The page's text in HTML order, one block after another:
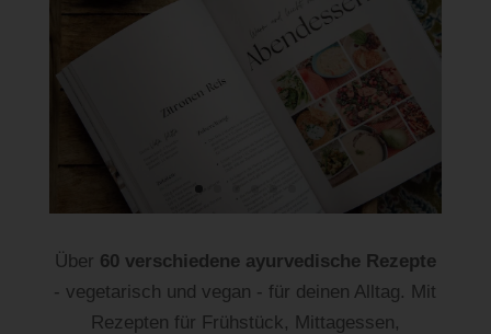
Über 60 verschiedene ayurvedische Rezepte
- vegetarisch und vegan - für deinen Alltag. Mit
Rezepten für Frühstück, Mittagessen,